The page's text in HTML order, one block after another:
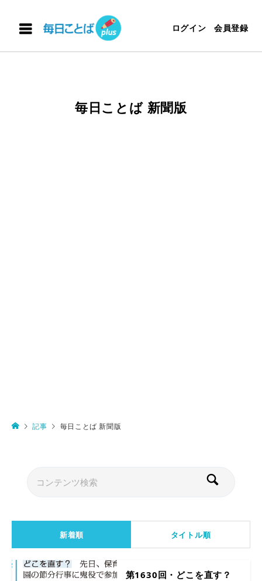
ログイン 会員登録
毎日ことば 新聞版
記事 毎日ことば 新聞版
新着順 タイトル順
第1630回・どこを直す？